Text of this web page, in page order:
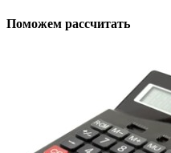
Поможем рассчитать